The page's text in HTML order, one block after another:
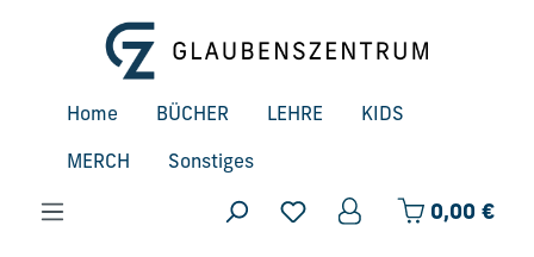
Zum Hauptinhalt springen
Home BÜCHER LEHRE KIDS
MERCH Sonstiges
0,00 €